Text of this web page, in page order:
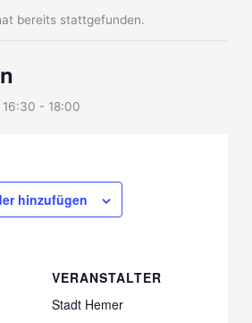
bereits stattgefunden.
- 18:00
hinzufügen
VERANSTALTER
Stadt Hemer